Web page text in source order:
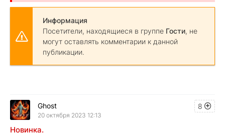
Информация
Посетители, находящиеся в группе Гости, не
могут оставлять комментарии к данной
публикации.
8
Ghost
20 октября 2023 12:13
Новинка.